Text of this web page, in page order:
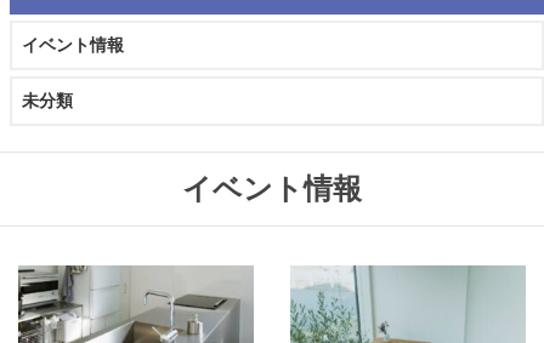
イベント情報
未分類
イベント情報